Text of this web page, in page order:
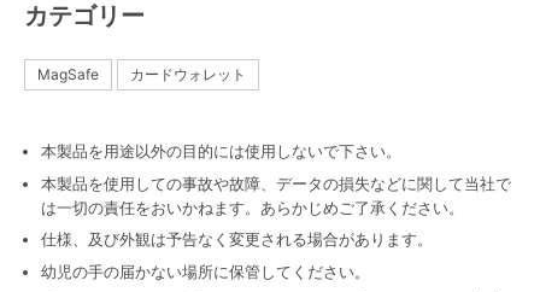
カテゴリー
MagSafe カードウォレット
本製品を用途以外の目的には使用しないで下さい。
本製品を使用しての事故や故障、データの損失などに関して当社で
は一切の責任をおいかねます。あらかじめご了承ください。
仕様、及び外観は予告なく変更される場合があります。
幼児の手の届かない場所に保管してください。